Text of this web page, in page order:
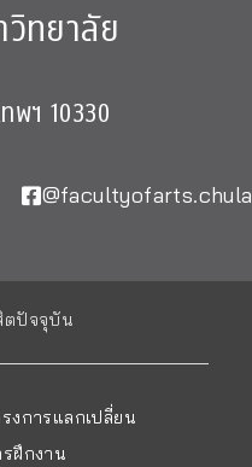
ทยาลัย
พฯ 10330
@facultyofarts.chula
ตปัจจุบัน
งการแลกเปลี่ยน
ฝึกงาน